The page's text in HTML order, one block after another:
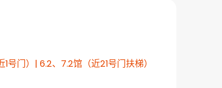
号门）| 6.2、7.2馆（近21号门扶梯）